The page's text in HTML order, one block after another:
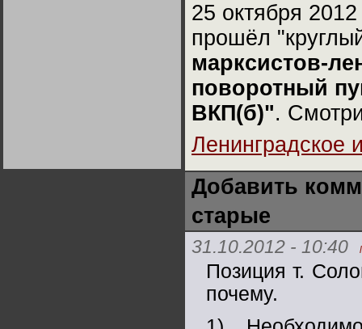
25 октября
прошёл
марксистов-
поворотный
ВКП(б)".
Ленинградское
Добавить
старые
31.10.2012 - 10:40
Позиция т.
почему.